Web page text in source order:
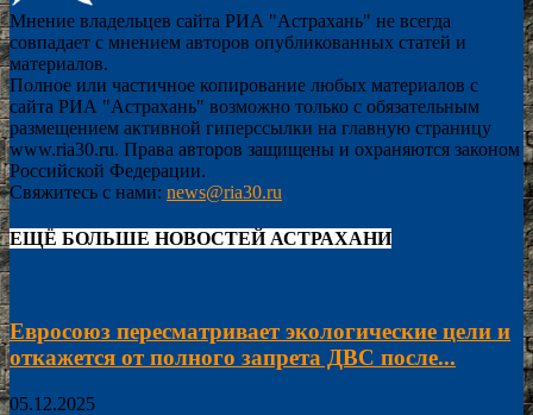
Мнение владельцев сайта РИА "Астрахань" не всегда
совпадает с мнением авторов опубликованных статей и
материалов.
Полное или частичное копирование любых материалов с
сайта РИА "Астрахань" возможно только с обязательным
размещением активной гиперссылки на главную страницу
www.ria30.ru. Права авторов защищены и охраняются законом
Российской Федерации.
Свяжитесь с нами: news@ria30.ru
ЕЩЁ БОЛЬШЕ НОВОСТЕЙ АСТРАХАНИ
Евросоюз пересматривает экологические цели и
откажется от полного запрета ДВС после...
05.12.2025